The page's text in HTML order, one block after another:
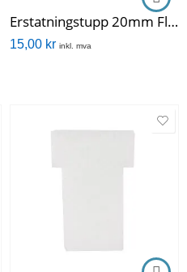
Erstatningstupp 20mm Flat Tip Paint
15,00 kr inkl. mva